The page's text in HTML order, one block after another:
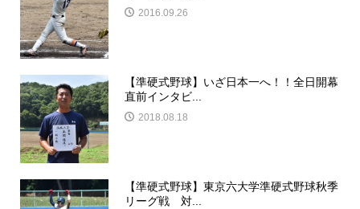
2016.09.26
【準硬式野球】いざ日本一へ！！全日開幕
直前インタビ...
2018.08.18
【準硬式野球】東京六大学準硬式野球秋季
リーグ戦 対...